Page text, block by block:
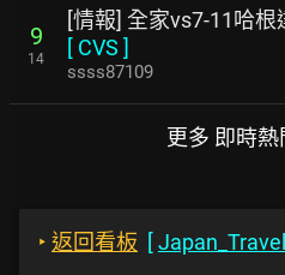
9
14
[情報] 全家vs7-11哈根
[ CVS ]
ssss87109
更多 即時熱
‣ 返回看板 [Japan_Travel